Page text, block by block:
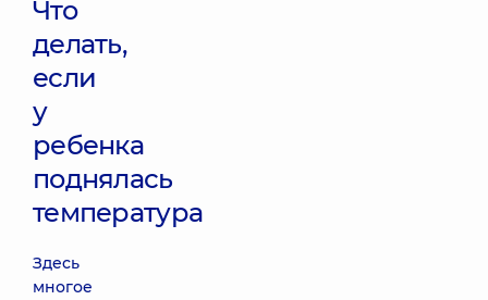
Что
делать,
если
у
ребенка
поднялась
температура
Здесь
многое